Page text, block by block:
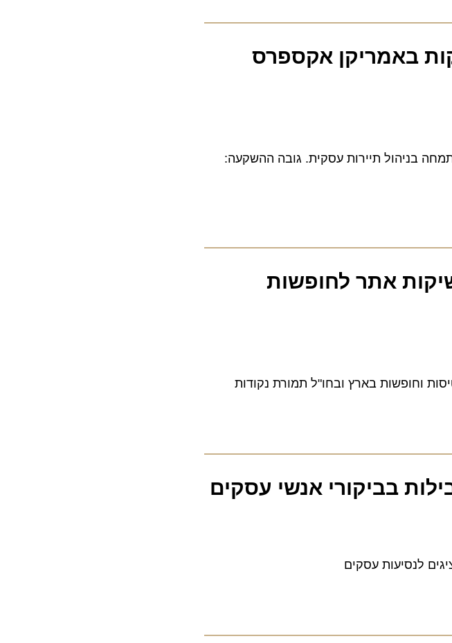
באמריקן אקספרס
בניהול תיירות עסקית. גובה ההשקעה:
אתר לחופשות
בביקורי אנשי עסקים
לנסיעות עסקים